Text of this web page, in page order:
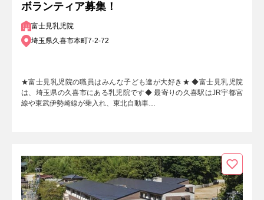
ボランティア募集！
富士見乳児院
埼玉県久喜市本町7-2-72
★富士見乳児院の職員はみんな子ども達が大好き★ ◆富士見乳児院
は、埼玉県の久喜市にある乳児院です◆ 最寄りの久喜駅はJR宇都宮
線や東武伊勢崎線が乗入れ、東北自動車…